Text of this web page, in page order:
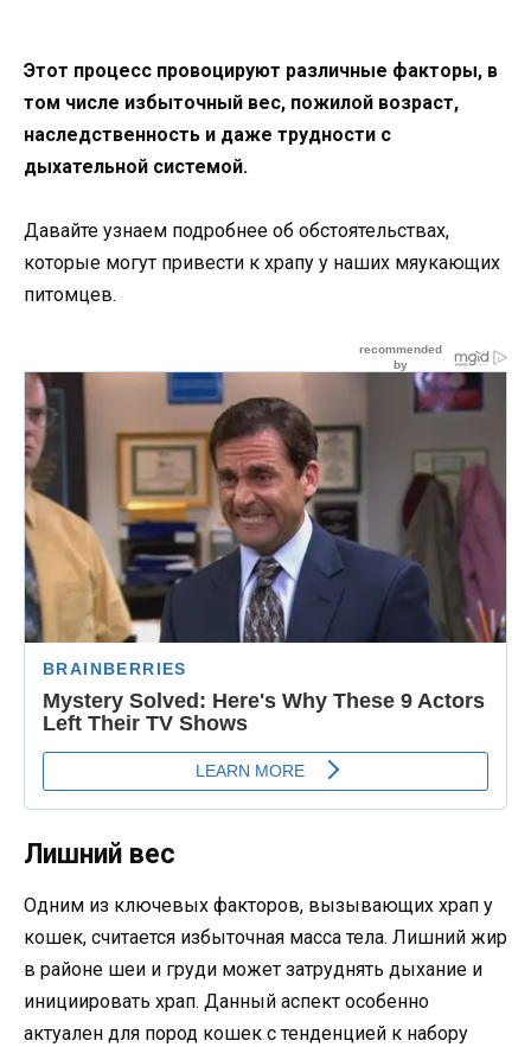
Этот процесс провоцируют различные факторы, в
том числе избыточный вес, пожилой возраст,
наследственность и даже трудности с
дыхательной системой.
Давайте узнаем подробнее об обстоятельствах,
которые могут привести к храпу у наших мяукающих
питомцев.
Лишний вес
Одним из ключевых факторов, вызывающих храп у
кошек, считается избыточная масса тела. Лишний жир
в районе шеи и груди может затруднять дыхание и
инициировать храп. Данный аспект особенно
актуален для пород кошек с тенденцией к набору